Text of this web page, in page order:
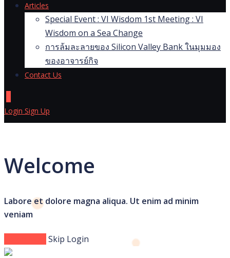
Articles
Special Event : VI Wisdom 1st Meeting : VI
Wisdom on a Sea Change
การล้มละลายของ Silicon Valley Bank ในมุมมอง
ของอาจารย์กิจ
Contact Us
Login Sign Up
Welcome
Labore et dolore magna aliqua. Ut enim ad minim
veniam
Skip Login